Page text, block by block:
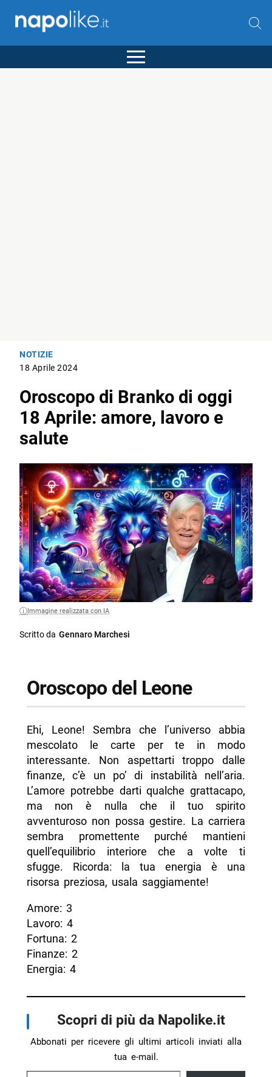
NOTIZIE
18 Aprile 2024
Oroscopo di Branko di oggi
18 Aprile: amore, lavoro e
salute
Immagine realizzata con IA
Scritto da Gennaro Marchesi
Oroscopo del Leone
Ehi, Leone! Sembra che l’universo abbia
mescolato le carte per te in modo
interessante. Non aspettarti troppo dalle
finanze, c’è un po’ di instabilità nell’aria.
L’amore potrebbe darti qualche grattacapo,
ma non è nulla che il tuo spirito
avventuroso non possa gestire. La carriera
sembra promettente purché mantieni
quell’equilibrio interiore che a volte ti
sfugge. Ricorda: la tua energia è una
risorsa preziosa, usala saggiamente!
Amore: 3
Lavoro: 4
Fortuna: 2
Finanze: 2
Energia: 4
Scopri di più da Napolike.it
Abbonati per ricevere gli ultimi articoli inviati alla
tua e-mail.
Digita la tua e-mail...